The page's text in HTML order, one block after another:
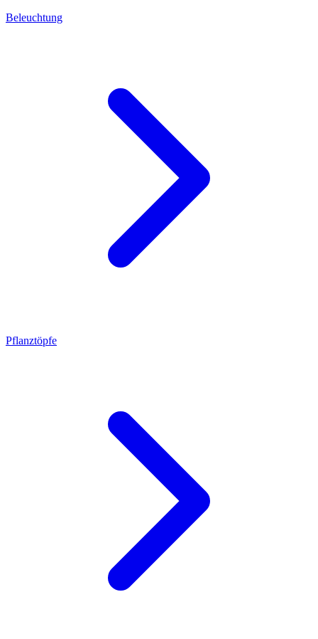
Beleuchtung
Pflanztöpfe